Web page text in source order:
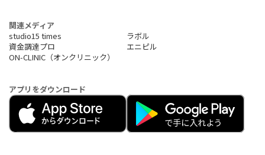
関連メディア
studio15 times
ラボル
資金調達プロ
エニピル
ON-CLINIC（オンクリニック）
アプリをダウンロード